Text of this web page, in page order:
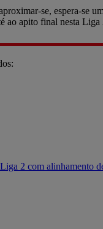
se, espera-se
ao apito final nesta Liga
2 com alinhamento